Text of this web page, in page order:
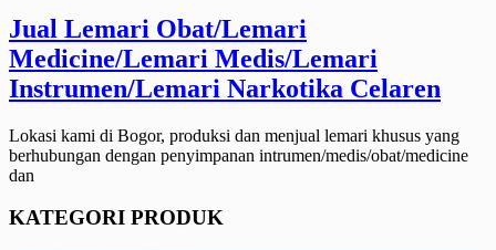
Jual Lemari Obat/Lemari
Medicine/Lemari Medis/Lemari
Instrumen/Lemari Narkotika Celaren
Lokasi kami di Bogor, produksi dan menjual lemari khusus yang
berhubungan dengan penyimpanan intrumen/medis/obat/medicine
dan
KATEGORI PRODUK